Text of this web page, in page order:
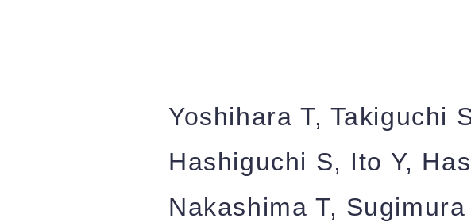
Yoshihara T, Takiguchi
Hashiguchi S, Ito Y,
Nakashima T,